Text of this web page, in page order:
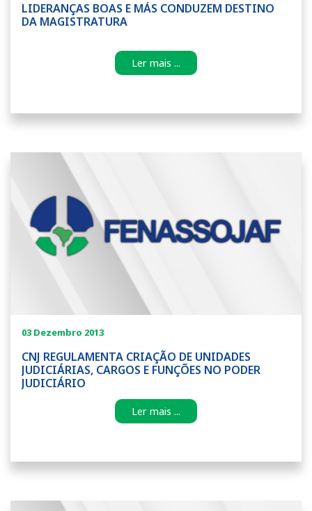
LIDERANÇAS BOAS E MÁS CONDUZEM DESTINO
DA MAGISTRATURA
Ler mais ...
CNJ REGULAMENTA CRIAÇÃO DE UNIDADES
JUDICIÁRIAS, CARGOS E FUNÇÕES NO PODER
JUDICIÁRIO
03 Dezembro 2013
Ler mais ...